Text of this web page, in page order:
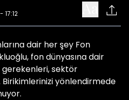
17:12
dair her şey Fon
fon dünyasına dair
gerekenleri, sektör
Birikimlerinizi yönlendirmede